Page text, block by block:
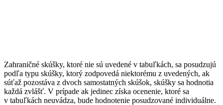
Zahraničné skúšky, ktoré nie sú uvedené v tabuľkách, sa posudzujú
podľa typu skúšky, ktorý zodpovedá niektorému z uvedených, ak
súťaž pozostáva z dvoch samostatných skúšok, skúšky sa hodnotia
každá zvlášť. V prípade ak jedinec získa ocenenie, ktoré sa
v tabuľkách neuvádza, bude hodnotenie posudzované individuálne.